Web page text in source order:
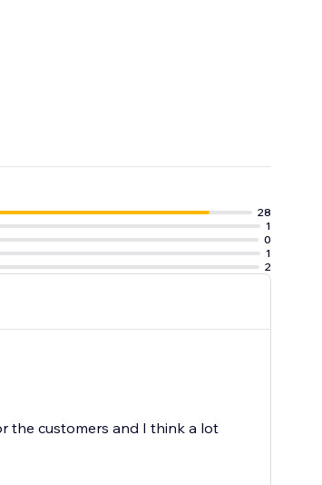
28
1
0
1
2
the customers and I think a lot